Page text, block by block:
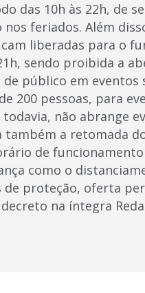
das 10h às 22h, de
feriados. Além
liberadas para o
sendo proibida a
público em eventos
200 pessoas, para
não abrange
também a retomada
de funcionamento
como o
proteção, oferta
na íntegra